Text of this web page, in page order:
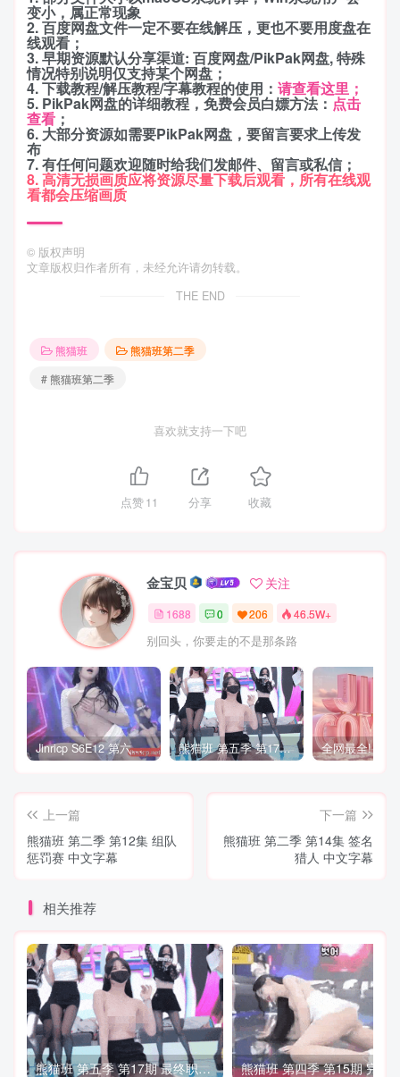
变小，属正常现象
2. 百度网盘文件一定不要在线解压，更也不要用度盘在
线观看；
3. 早期资源默认分享渠道: 百度网盘/PikPak网盘, 特殊
情况特别说明仅支持某个网盘；
4. 下载教程/解压教程/字幕教程的使用： 请查看这里；
5. PikPak网盘的详细教程，免费会员白嫖方法： 点击
查看 ；
6. 大部分资源如需要PikPak网盘，要留言要求上传发
布
7. 有任何问题欢迎随时给我们发邮件、留言或私信；
8. 高清无损画质应将资源尽量下载后观看，所有在线观
看都会压缩画质
© 版权声明
文章版权归作者所有，未经允许请勿转载。
THE END
熊猫班
熊猫班第二季
# 熊猫班第二季
喜欢就支持一下吧
点赞11 分享 收藏
金宝贝 关注
1688 0 206 46.5W+
别回头，你要走的不是那条路
Jinricp S6E12 第六季 第12期 营救俘虏战 中英韩简繁字幕 熊猫班 第五季 第17期 最终职级赛&完结
上一篇
熊猫班 第二季 第12集 组队
惩罚赛 中文字幕
下一篇
熊猫班 第二季 第14集 签名
猎人 中文字幕
相关推荐
熊猫班 第五季 第17期 最终职级赛&完结